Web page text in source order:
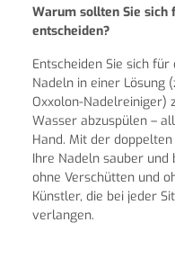
Warum sollten Sie sich
entscheiden?
Entscheiden Sie sich
Nadeln in einer Lösung
Oxxolon-Nadelreiniger)
Wasser abzuspülen –
Hand. Mit der
Ihre Nadeln sauber
ohne Verschütten und
Künstler, die bei jeder
verlangen.